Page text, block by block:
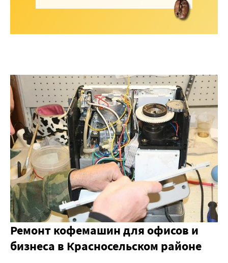
Ремонт кофемашин для офисов и
бизнеса в Красносельском районе